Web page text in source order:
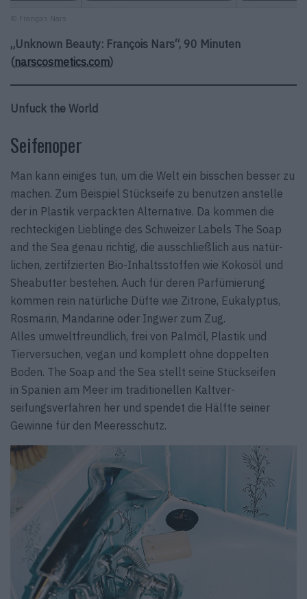
© François Nars
„Unknown Beauty: François Nars“, 90 Minuten
(narscosmetics.com)
Unfuck the World
Seifenoper
Man kann einiges tun, um die Welt ein bisschen besser zu
machen. Zum Beispiel Stückseife zu benutzen anstelle
der in Plastik verpackten Alternative. Da kommen die
rechteckigen Lieblinge des Schweizer Labels The Soap
and the Sea genau richtig, die aus­schließlich aus natür­
lichen, zertifzierten Bio-Inhaltsstoffen wie Kokosöl und
Sheabutter bestehen. Auch für deren Parfümierung
kommen rein natürliche Düfte wie Zitrone, Eukalyptus,
Rosmarin, Mandarine oder Ingwer zum Zug.
Alles umweltfreundlich, frei von Palmöl, Plastik und
Tierversuchen, vegan und komplett ohne doppelten
Boden. The Soap and the Sea stellt seine Stückseifen
in Spanien am Meer im traditionellen Kaltver­
seifungsverfahren her und spendet die Hälfte seiner
Gewinne für den Meeresschutz.